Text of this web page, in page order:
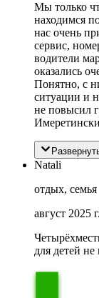
Мы только
находимся
нас очень
сервис,
водители
оказались
Понятно, с
ситуации и
не повысил
Natali
отдых, семья
август 2025 г.
для детей